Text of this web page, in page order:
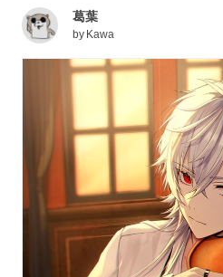
葛葉
by Kawa